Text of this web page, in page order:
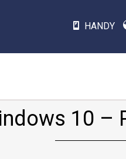
HANDY
10 –